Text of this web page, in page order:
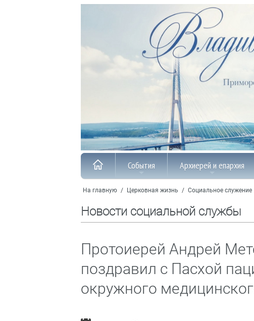
События Архиерей и епархия
На главную / Церковная жизнь / Социальное служение
Новости социальной службы
Протоиерей Андрей
поздравил с Пасхой
окружного